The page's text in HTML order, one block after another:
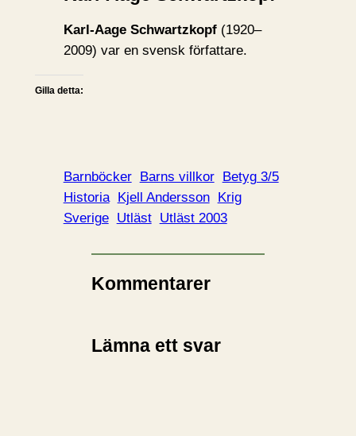
Karl-Aage Schwartzkopf(1920–
2009) var en svensk författare.
Gilla detta:
Barnböcker Barns villkor
Betyg 3/5
Historia
Kjell Andersson
Krig
Sverige Utläst Utläst 2003
Kommentarer
Lämna ett svar